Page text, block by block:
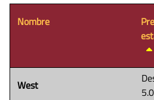
Nombre
West